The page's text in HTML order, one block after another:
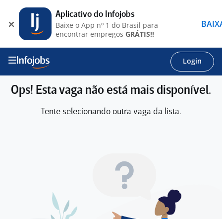
Login
Ops! Esta vaga não está mais disponível.
Tente selecionando outra vaga da lista.
Aplicativo do Infojobs
Baixe o App nº 1 do Brasil para
encontrar empregos GRÁTIS!!